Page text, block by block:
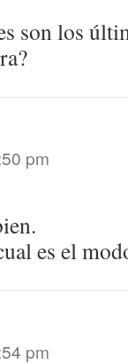
son los
pm
es el
pm